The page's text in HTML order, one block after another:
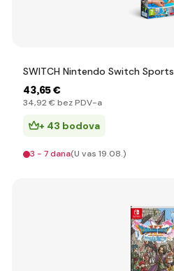
SWITCH Nintendo Switch Sports
43,65 €
34,92 € bez PDV-a
+ 43 bodova
3 - 7 dana(U vas 19.08.)